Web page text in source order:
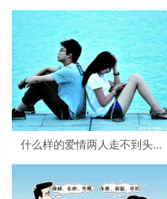
什么样的爱情两人走不到头？